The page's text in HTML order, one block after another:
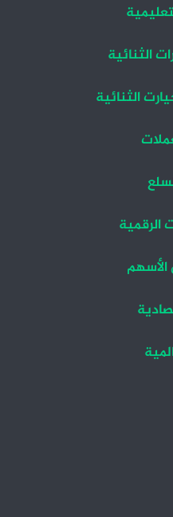
الثنائية
الثنائية
الرقمية